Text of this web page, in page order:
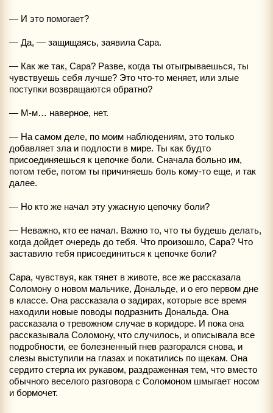
— И это помогает?
— Да, — защищаясь, заявила Сара.
— Как же так, Сара? Разве, когда ты отыгрываешься, ты
чувствуешь себя лучше? Это что-то меняет, или злые
поступки возвращаются обратно?
— М-м… наверное, нет.
— На самом деле, по моим наблюдениям, это только
добавляет зла и подлости в мире. Ты как будто
присоединяешься к цепочке боли. Сначала больно им,
потом тебе, потом ты причиняешь боль кому-то еще, и так
далее.
— Но кто же начал эту ужасную цепочку боли?
— Неважно, кто ее начал. Важно то, что ты будешь делать,
когда дойдет очередь до тебя. Что произошло, Сара? Что
заставило тебя присоединиться к цепочке боли?
Сара, чувствуя, как тянет в животе, все же рассказала
Соломону о новом мальчике, Дональде, и о его первом дне
в классе. Она рассказала о задирах, которые все время
находили новые поводы подразнить Дональда. Она
рассказала о тревожном случае в коридоре. И пока она
рассказывала Соломону, что случилось, и описывала все
подробности, ее болезненный гнев разгорался снова, и
слезы выступили на глазах и покатились по щекам. Она
сердито стерла их рукавом, раздраженная тем, что вместо
обычного веселого разговора с Соломоном шмыгает носом
и бормочет.